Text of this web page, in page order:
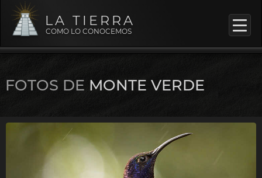
LA TIERRA
COMO LO CONOCEMOS
FOTOS DE MONTE VERDE